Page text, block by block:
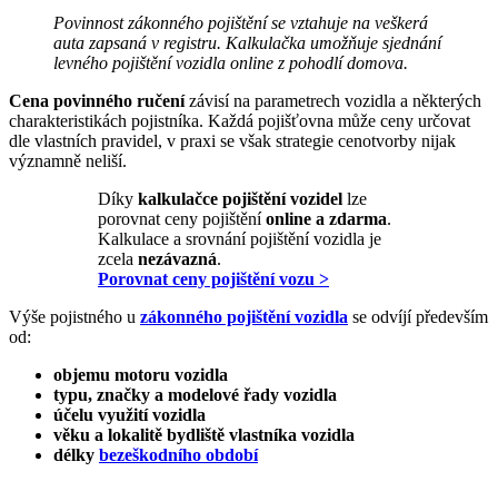
Povinnost zákonného pojištění se vztahuje na veškerá
auta zapsaná v registru. Kalkulačka umožňuje sjednání
levného pojištění vozidla online z pohodlí domova.
Cena povinného ručenízávisí na parametrech vozidla a některých
charakteristikách pojistníka. Každá pojišťovna může ceny určovat
dle vlastních pravidel, v praxi se však strategie cenotvorby nijak
významně neliší.
Díky kalkulačce pojištění vozidel lze
porovnat ceny pojištěníonline a zdarma.
Kalkulace a srovnání pojištění vozidla je
zcela nezávazná.
Porovnat ceny pojištění vozu >
Výše pojistného u zákonného pojištění vozidla se odvíjí především
od:
objemu motoru vozidla
typu, značky a modelové řady vozidla
účelu využití vozidla
věku a lokalitě bydliště vlastníka vozidla
délky bezeškodního období